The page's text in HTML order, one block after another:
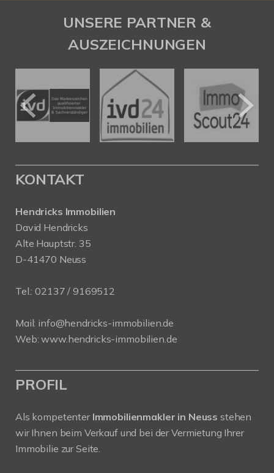
UNSERE PARTNER &
AUSZEICHNUNGEN
KONTAKT
Hendricks Immobilien
David Hendricks
Alte Hauptstr. 35
D-41470 Neuss
Tel.: 02137 / 9169512
Mail: info@hendricks-immobilien.de
Web:www.hendricks-immobilien.de
PROFIL
Als kompetenter Immobilienmakler in Neuss stehen
wir Ihnen beim Verkauf und bei der Vermietung Ihrer
Immobilie zur Seite.